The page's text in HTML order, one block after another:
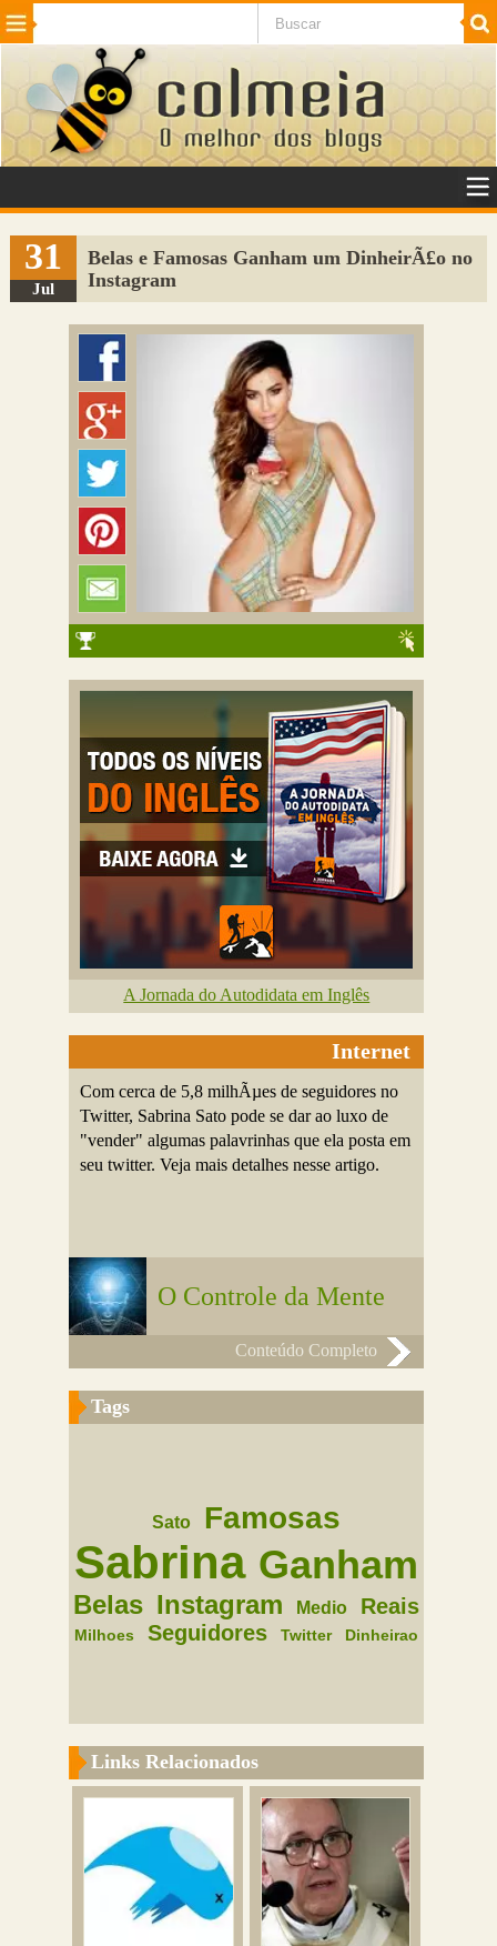
Beleza Cinema e TV
Internet Jogos NotÃ­cias SaÃºde
VeÃ­culos Adulto
Sugerir Link
Adicionar Blog
Colmeia Exchange
31
Jul
Belas e Famosas Ganham um DinheirÃ£o no
Instagram
A Jornada do Autodidata em Inglês
Internet
Com cerca de 5,8 milhÃµes de seguidores no
Twitter, Sabrina Sato pode se dar ao luxo de
"vender" algumas palavrinhas que ela posta em
seu twitter. Veja mais detalhes nesse artigo.
O Controle da Mente
Conteúdo Completo
Tags
Sato Famosas
Sabrina Ganham
Belas Instagram Medio Reais
Milhoes Seguidores Twitter Dinheirao
Links Relacionados